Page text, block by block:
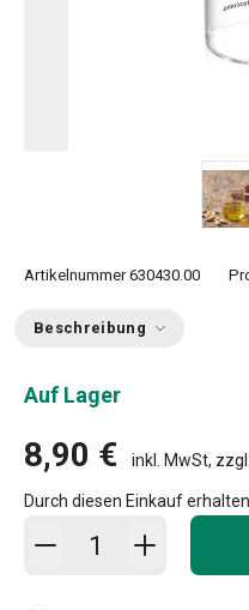
Artikelnummer 630430.00
Beschreibung
Auf Lager
8,90 € inkl. MwSt, zzgl.
Durch diesen Einkauf
In den Warenkorb -